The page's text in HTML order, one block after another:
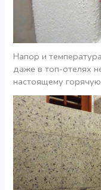
Напор и
даже в топ-отелях
настоящему